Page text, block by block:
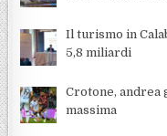
Il turismo in
5,8 miliardi
Crotone, andrea
massima